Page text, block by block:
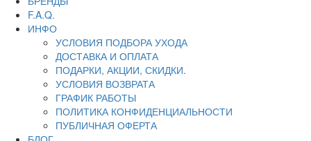
F.A.Q.
ИНФО
УСЛОВИЯ ПОДБОРА УХОДА
ДОСТАВКА И ОПЛАТА
ПОДАРКИ, АКЦИИ, СКИДКИ.
УСЛОВИЯ ВОЗВРАТА
ГРАФИК РАБОТЫ
ПОЛИТИКА КОНФИДЕНЦИАЛЬНОСТИ
ПУБЛИЧНАЯ ОФЕРТА